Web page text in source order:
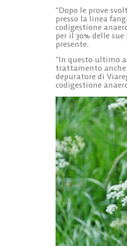
“Dopo le prove
presso la linea
codigestione
per il 30% delle
presente.
“In questo ultimo
trattamento anche
depuratore di
codigestione